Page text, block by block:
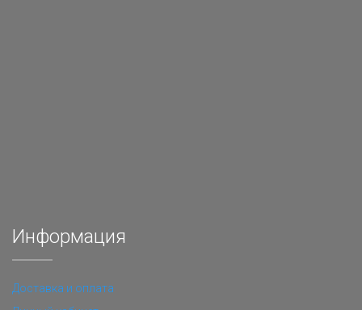
Информация
Доставка и оплата